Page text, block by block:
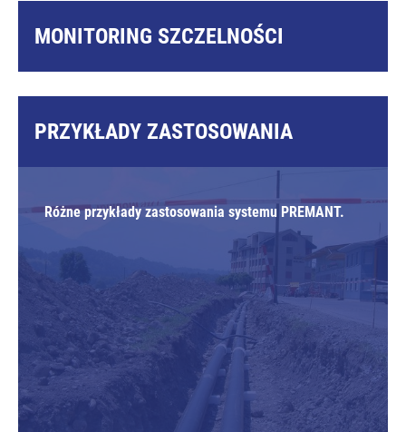
MONITORING SZCZELNOŚCI
PREMANT.
PRZYKŁADY ZASTOSOWANIA
Różne przykłady zastosowania systemu PREMANT.